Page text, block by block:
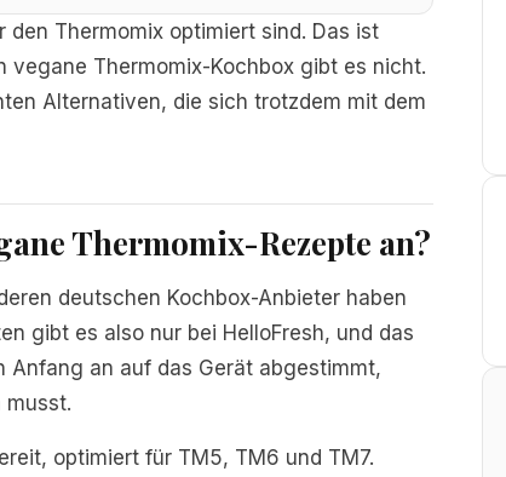
Thermomix optimiert sind. Das ist
vegane Thermomix-Kochbox gibt es nicht.
Alternativen, die sich trotzdem mit dem
Thermomix-Rezepte an?
deutschen Kochbox-Anbieter haben
gibt es also nur bei HelloFresh, und das
Anfang an auf das Gerät abgestimmt,
musst.
optimiert für TM5, TM6 und TM7.